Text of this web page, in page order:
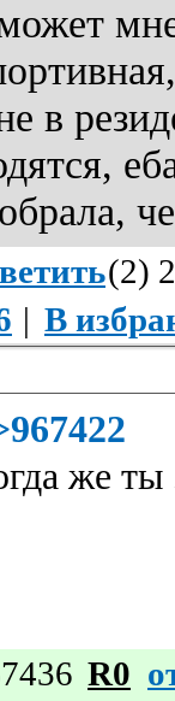
в
(2)
| В
же ты
R0